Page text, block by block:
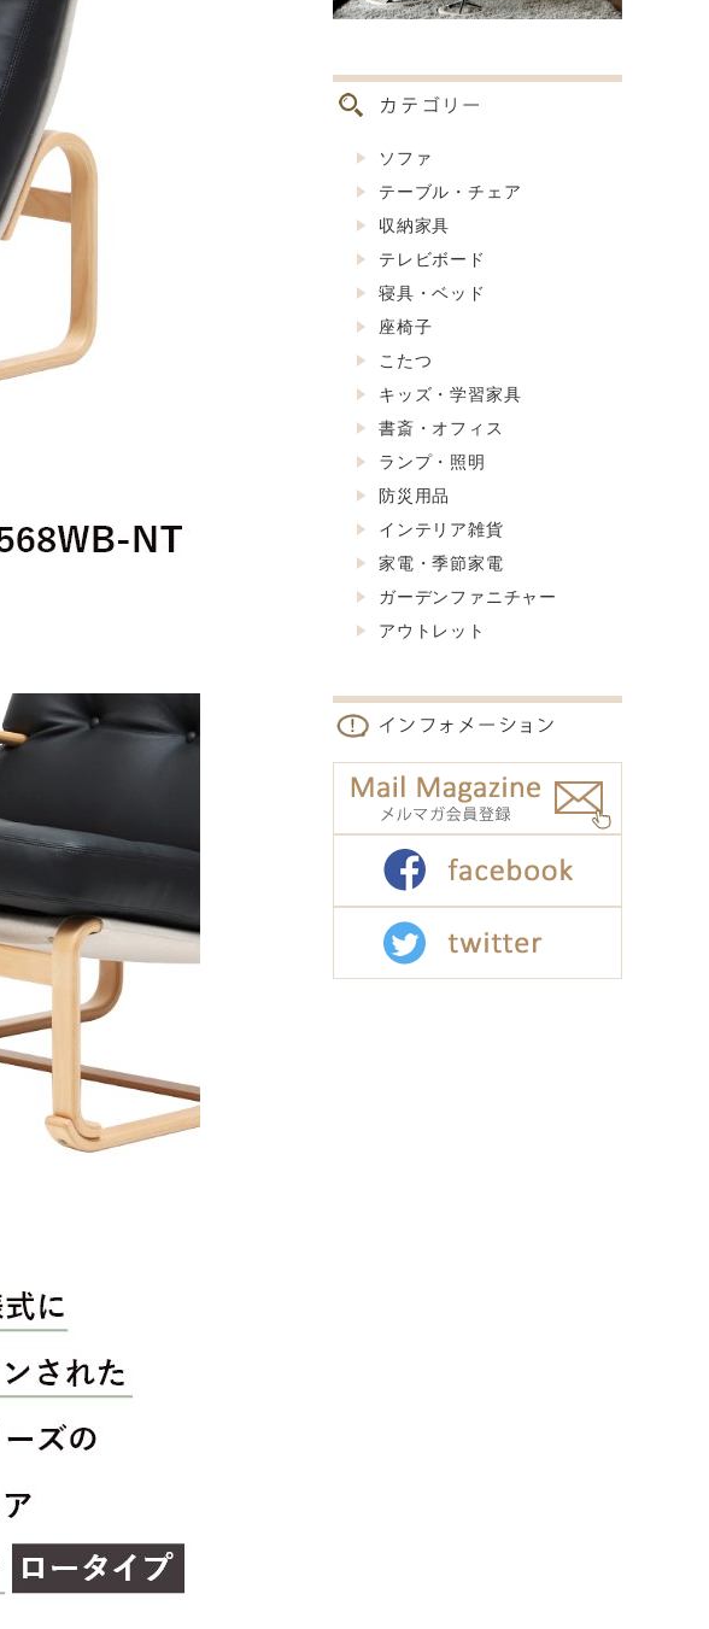
ソファ
テーブル・チェア
収納家具
テレビボード
寝具・ベッド
座椅子
こたつ
キッズ・学習家具
書斎・オフィス
ランプ・照明
防災用品
インテリア雑貨
家電・季節家電
ガーデンファニチャー
アウトレット